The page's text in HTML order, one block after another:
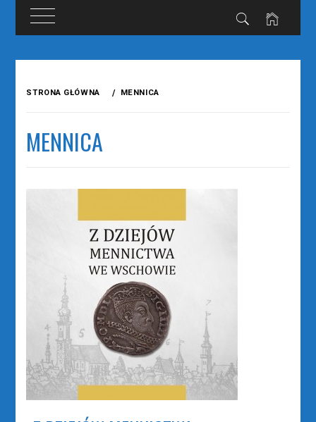
STRONA GŁÓWNA MENNICA
MENNICA